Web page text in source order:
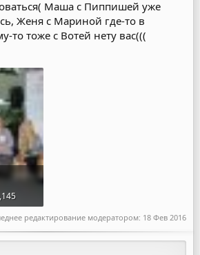
Маша с Пиппишей уже
Женя с Мариной где-то в
то тоже с Вотей нету вас(((
редактирование модератором: 18 Фев 2016